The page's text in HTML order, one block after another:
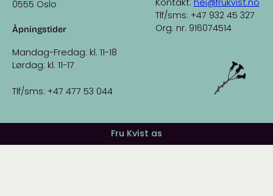
0555 Oslo
Åpningstider
Mandag-Fredag: kl. 11-18
Lørdag: kl. 11-17
Tlf/sms: +47 477 53 044
Tlf/sms: +47 932 45 327
Org. nr. 916074514
Fru Kvist as